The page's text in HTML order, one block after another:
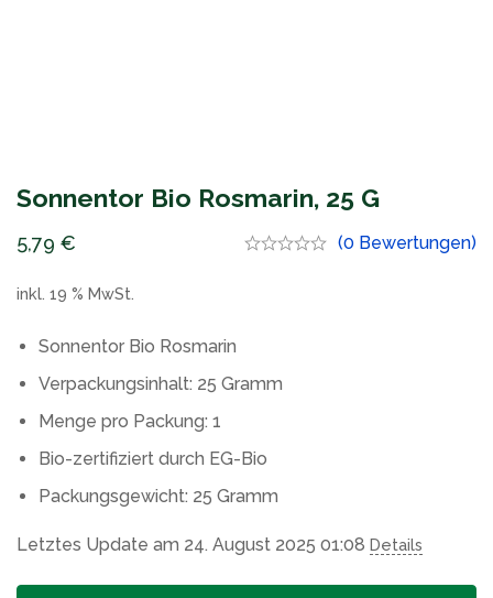
Sonnentor Bio Rosmarin, 25 G
5,79 € (0 Bewertungen)
inkl. 19 % MwSt.
Sonnentor Bio Rosmarin
Verpackungsinhalt: 25 Gramm
Menge pro Packung: 1
Bio-zertifiziert durch EG-Bio
Packungsgewicht: 25 Gramm
Letztes Update am 24. August 2025 01:08 Details